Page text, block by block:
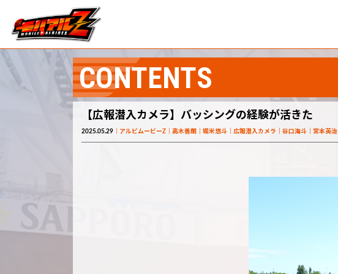
CONTENTS
【広報潜入カメラ】バッシングの経験が活きた
2025.05.29 アルビムービーZ 高木善朗 堀米悠斗 広報潜入カメラ 谷口海斗 宮本英治